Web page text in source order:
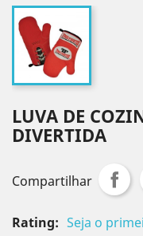
LUVA DE
DIVERTIDA
Compartilhar
Rating: Seja o